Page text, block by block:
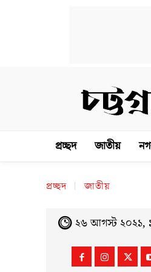
প্রচ্ছদ জাতীয়
প্রচ্ছদ জাতীয়
২৬ আগস্ট ২০২১,